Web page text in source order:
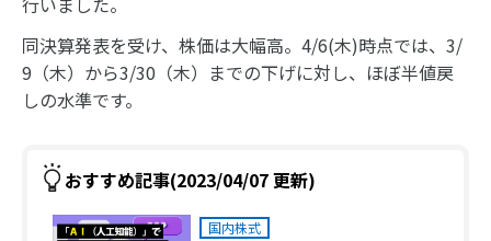
同決算発表を受け、株価は大幅高。4/6(木)時点では、3/
9（木）から3/30（木）までの下げに対し、ほぼ半値戻
しの水準です。
おすすめ記事(2023/04/07 更新)
国内株式